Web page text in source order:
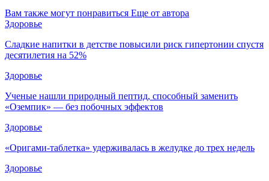
Вам также могут понравиться Еще от автора
Здоровье
Сладкие напитки в детстве повысили риск гипертонии спустя
десятилетия на 52%
Здоровье
Ученые нашли природный пептид, способный заменить
«Оземпик» — без побочных эффектов
Здоровье
«Оригами-таблетка» удерживалась в желудке до трех недель
Здоровье